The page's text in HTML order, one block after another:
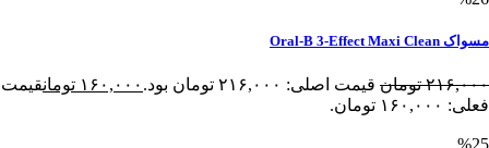
مسواک Oral-B 3-Effect Maxi Clean
۲۱۶,۰۰۰ تومان قیمت اصلی: ۲۱۶,۰۰۰ تومان بود. ۱۶۰,۰۰۰ تومانقیمت
فعلی: ۱۶۰,۰۰۰ تومان.